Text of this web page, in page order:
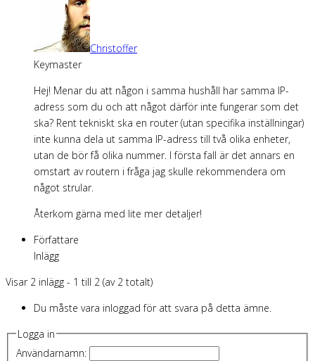
Christoffer
Keymaster
Hej! Menar du att någon i samma hushåll har samma IP-
adress som du och att något därför inte fungerar som det
ska? Rent tekniskt ska en router (utan specifika inställningar)
inte kunna dela ut samma IP-adress till två olika enheter,
utan de bör få olika nummer. I första fall är det annars en
omstart av routern i fråga jag skulle rekommendera om
något strular.
Återkom gärna med lite mer detaljer!
Författare
Inlägg
Visar 2 inlägg - 1 till 2 (av 2 totalt)
Du måste vara inloggad för att svara på detta ämne.
Logga in
Användarnamn: